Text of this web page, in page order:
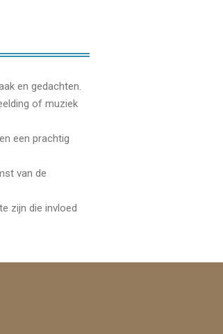
en gedachten.
of muziek
een prachtig
van de
zijn die invloed